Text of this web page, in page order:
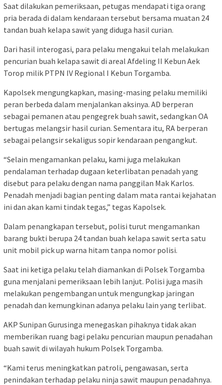
Saat dilakukan pemeriksaan, petugas mendapati tiga orang
pria berada di dalam kendaraan tersebut bersama muatan 24
tandan buah kelapa sawit yang diduga hasil curian.
Dari hasil interogasi, para pelaku mengakui telah melakukan
pencurian buah kelapa sawit di areal Afdeling II Kebun Aek
Torop milik PTPN IV Regional I Kebun Torgamba.
Kapolsek mengungkapkan, masing-masing pelaku memiliki
peran berbeda dalam menjalankan aksinya. AD berperan
sebagai pemanen atau pengegrek buah sawit, sedangkan OA
bertugas melangsir hasil curian. Sementara itu, RA berperan
sebagai pelangsir sekaligus sopir kendaraan pengangkut.
“Selain mengamankan pelaku, kami juga melakukan
pendalaman terhadap dugaan keterlibatan penadah yang
disebut para pelaku dengan nama panggilan Mak Karlos.
Penadah menjadi bagian penting dalam mata rantai kejahatan
ini dan akan kami tindak tegas,” tegas Kapolsek.
Dalam penangkapan tersebut, polisi turut mengamankan
barang bukti berupa 24 tandan buah kelapa sawit serta satu
unit mobil pick up warna hitam tanpa nomor polisi.
Saat ini ketiga pelaku telah diamankan di Polsek Torgamba
guna menjalani pemeriksaan lebih lanjut. Polisi juga masih
melakukan pengembangan untuk mengungkap jaringan
penadah dan kemungkinan adanya pelaku lain yang terlibat.
AKP Sunipan Gurusinga menegaskan pihaknya tidak akan
memberikan ruang bagi pelaku pencurian maupun penadahan
buah sawit di wilayah hukum Polsek Torgamba.
“Kami terus meningkatkan patroli, pengawasan, serta
penindakan terhadap pelaku ninja sawit maupun penadahnya.